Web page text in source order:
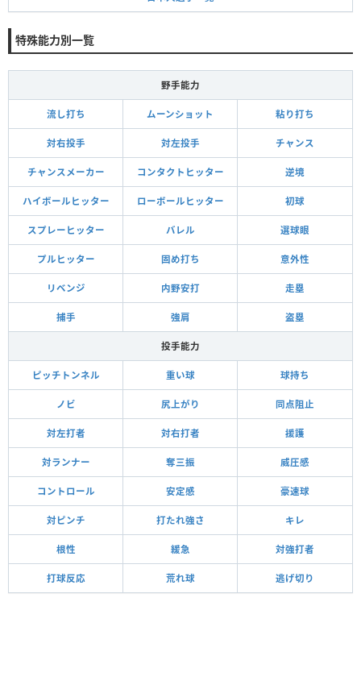
特殊能力別一覧
野手能力
流し打ち ムーンショット 粘り打ち
対右投手 対左投手 チャンス
チャンスメーカー コンタクトヒッター 逆境
ハイボールヒッター ローボールヒッター 初球
スプレーヒッター バレル 選球眼
プルヒッター 固め打ち 意外性
リベンジ 内野安打 走塁
捕手 強肩 盗塁
投手能力
ピッチトンネル 重い球 球持ち
ノビ 尻上がり 同点阻止
対左打者 対右打者 援護
対ランナー 奪三振 威圧感
コントロール 安定感 豪速球
対ピンチ 打たれ強さ キレ
根性 緩急 対強打者
打球反応 荒れ球 逃げ切り